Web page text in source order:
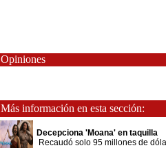
Opiniones
Más información en esta sección:
Decepciona 'Moana' en taquilla
Recaudó solo 95 millones de